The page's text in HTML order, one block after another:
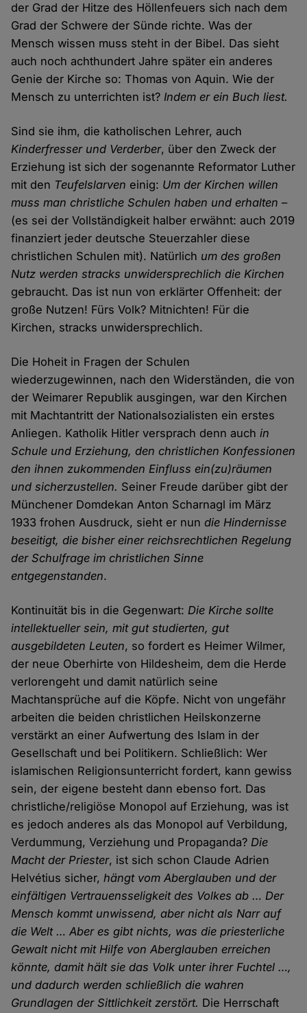
der Grad der Hitze des Höllenfeuers sich nach dem
Grad der Schwere der Sünde richte. Was der
Mensch wissen muss steht in der Bibel. Das sieht
auch noch achthundert Jahre später ein anderes
Genie der Kirche so: Thomas von Aquin. Wie der
Mensch zu unterrichten ist?Indem er ein Buch liest.
Sind sie ihm, die katholischen Lehrer, auch
Kinderfresser und Verderber, über den Zweck der
Erziehung ist sich der sogenannte Reformator Luther
mit den Teufelslarven einig: Um der Kirchen willen
muss man christliche Schulen haben und erhalten –
(es sei der Vollständigkeit halber erwähnt: auch 2019
finanziert jeder deutsche Steuerzahler diese
christlichen Schulen mit). Natürlich um des großen
Nutz werden stracks unwidersprechlich die Kirchen
gebraucht. Das ist nun von erklärter Offenheit: der
große Nutzen! Fürs Volk? Mitnichten! Für die
Kirchen, stracks unwidersprechlich.
Die Hoheit in Fragen der Schulen
wiederzugewinnen, nach den Widerständen, die von
der Weimarer Republik ausgingen, war den Kirchen
mit Machtantritt der Nationalsozialisten ein erstes
Anliegen. Katholik Hitler versprach denn auchin
Schule und Erziehung, den christlichen Konfessionen
den ihnen zukommenden Einfluss ein(zu)räumen
und sicherzustellen. Seiner Freude darüber gibt der
Münchener Domdekan Anton Scharnagl im März
1933 frohen Ausdruck, sieht er nundie Hindernisse
beseitigt, die bisher einer reichsrechtlichen Regelung
der Schulfrage im christlichen Sinne
entgegenstanden.
Kontinuität bis in die Gegenwart:Die Kirche sollte
intellektueller sein, mit gut studierten, gut
ausgebildeten Leuten, so fordert es Heimer Wilmer,
der neue Oberhirte von Hildesheim, dem die Herde
verlorengeht und damit natürlich seine
Machtansprüche auf die Köpfe. Nicht von ungefähr
arbeiten die beiden christlichen Heilskonzerne
verstärkt an einer Aufwertung des Islam in der
Gesellschaft und bei Politikern. Schließlich: Wer
islamischen Religionsunterricht fordert, kann gewiss
sein, der eigene besteht dann ebenso fort. Das
christliche/religiöse Monopol auf Erziehung, was ist
es jedoch anderes als das Monopol auf Verbildung,
Verdummung, Verziehung und Propaganda?Die
Macht der Priester, ist sich schon Claude Adrien
Helvétius sicher,hängt vom Aberglauben und der
einfältigen Vertrauensseligkeit des Volkes ab … Der
Mensch kommt unwissend, aber nicht als Narr auf
die Welt … Aber es gibt nichts, was die priesterliche
Gewalt nicht mit Hilfe von Aberglauben erreichen
könnte, damit hält sie das Volk unter ihrer Fuchtel …,
und dadurch werden schließlich die wahren
Grundlagen der Sittlichkeit zerstört. Die Herrschaft